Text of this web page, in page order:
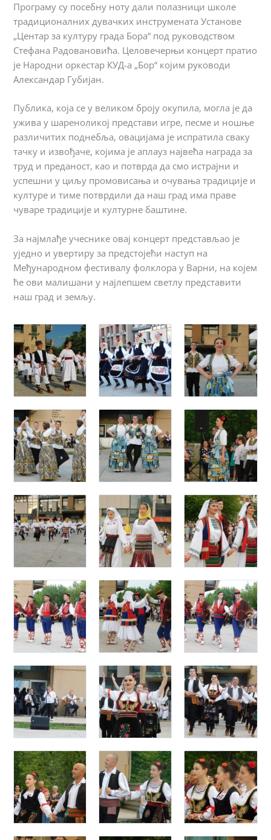
Програму су посебну ноту дали полазници школе
традиционалних дувачких инструмената Установе
„Центар за културу града Бора“ под руководством
Стефана Радовановића. Целовечерњи концерт пратио
је Народни оркестар КУД-а „Бор“ којим руководи
Александар Губијан.
Публика, која се у великом броју окупила, могла је да
ужива у шареноликој представи игре, песме и ношње
различитих поднебља, овацијама је испратила сваку
тачку и извођаче, којима је аплауз највећа награда за
труд и преданост, као и потврда да смо истрајни и
успешни у циљу промовисања и очувања традиције и
културе и тиме потврдили да наш град има праве
чуваре традиције и културне баштине.
За најмлађе учеснике овај концерт представљао је
уједно и увертиру за предстојећи наступ на
Међународном фестивалу фолклора у Варни, на којем
ће ови малишани у најлепшем светлу представити
наш град и земљу.